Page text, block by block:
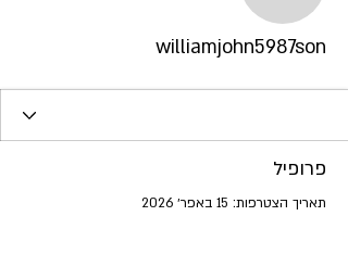
williamjohn5987son
פרופיל
תאריך הצטרפות: 15 באפר׳ 2026